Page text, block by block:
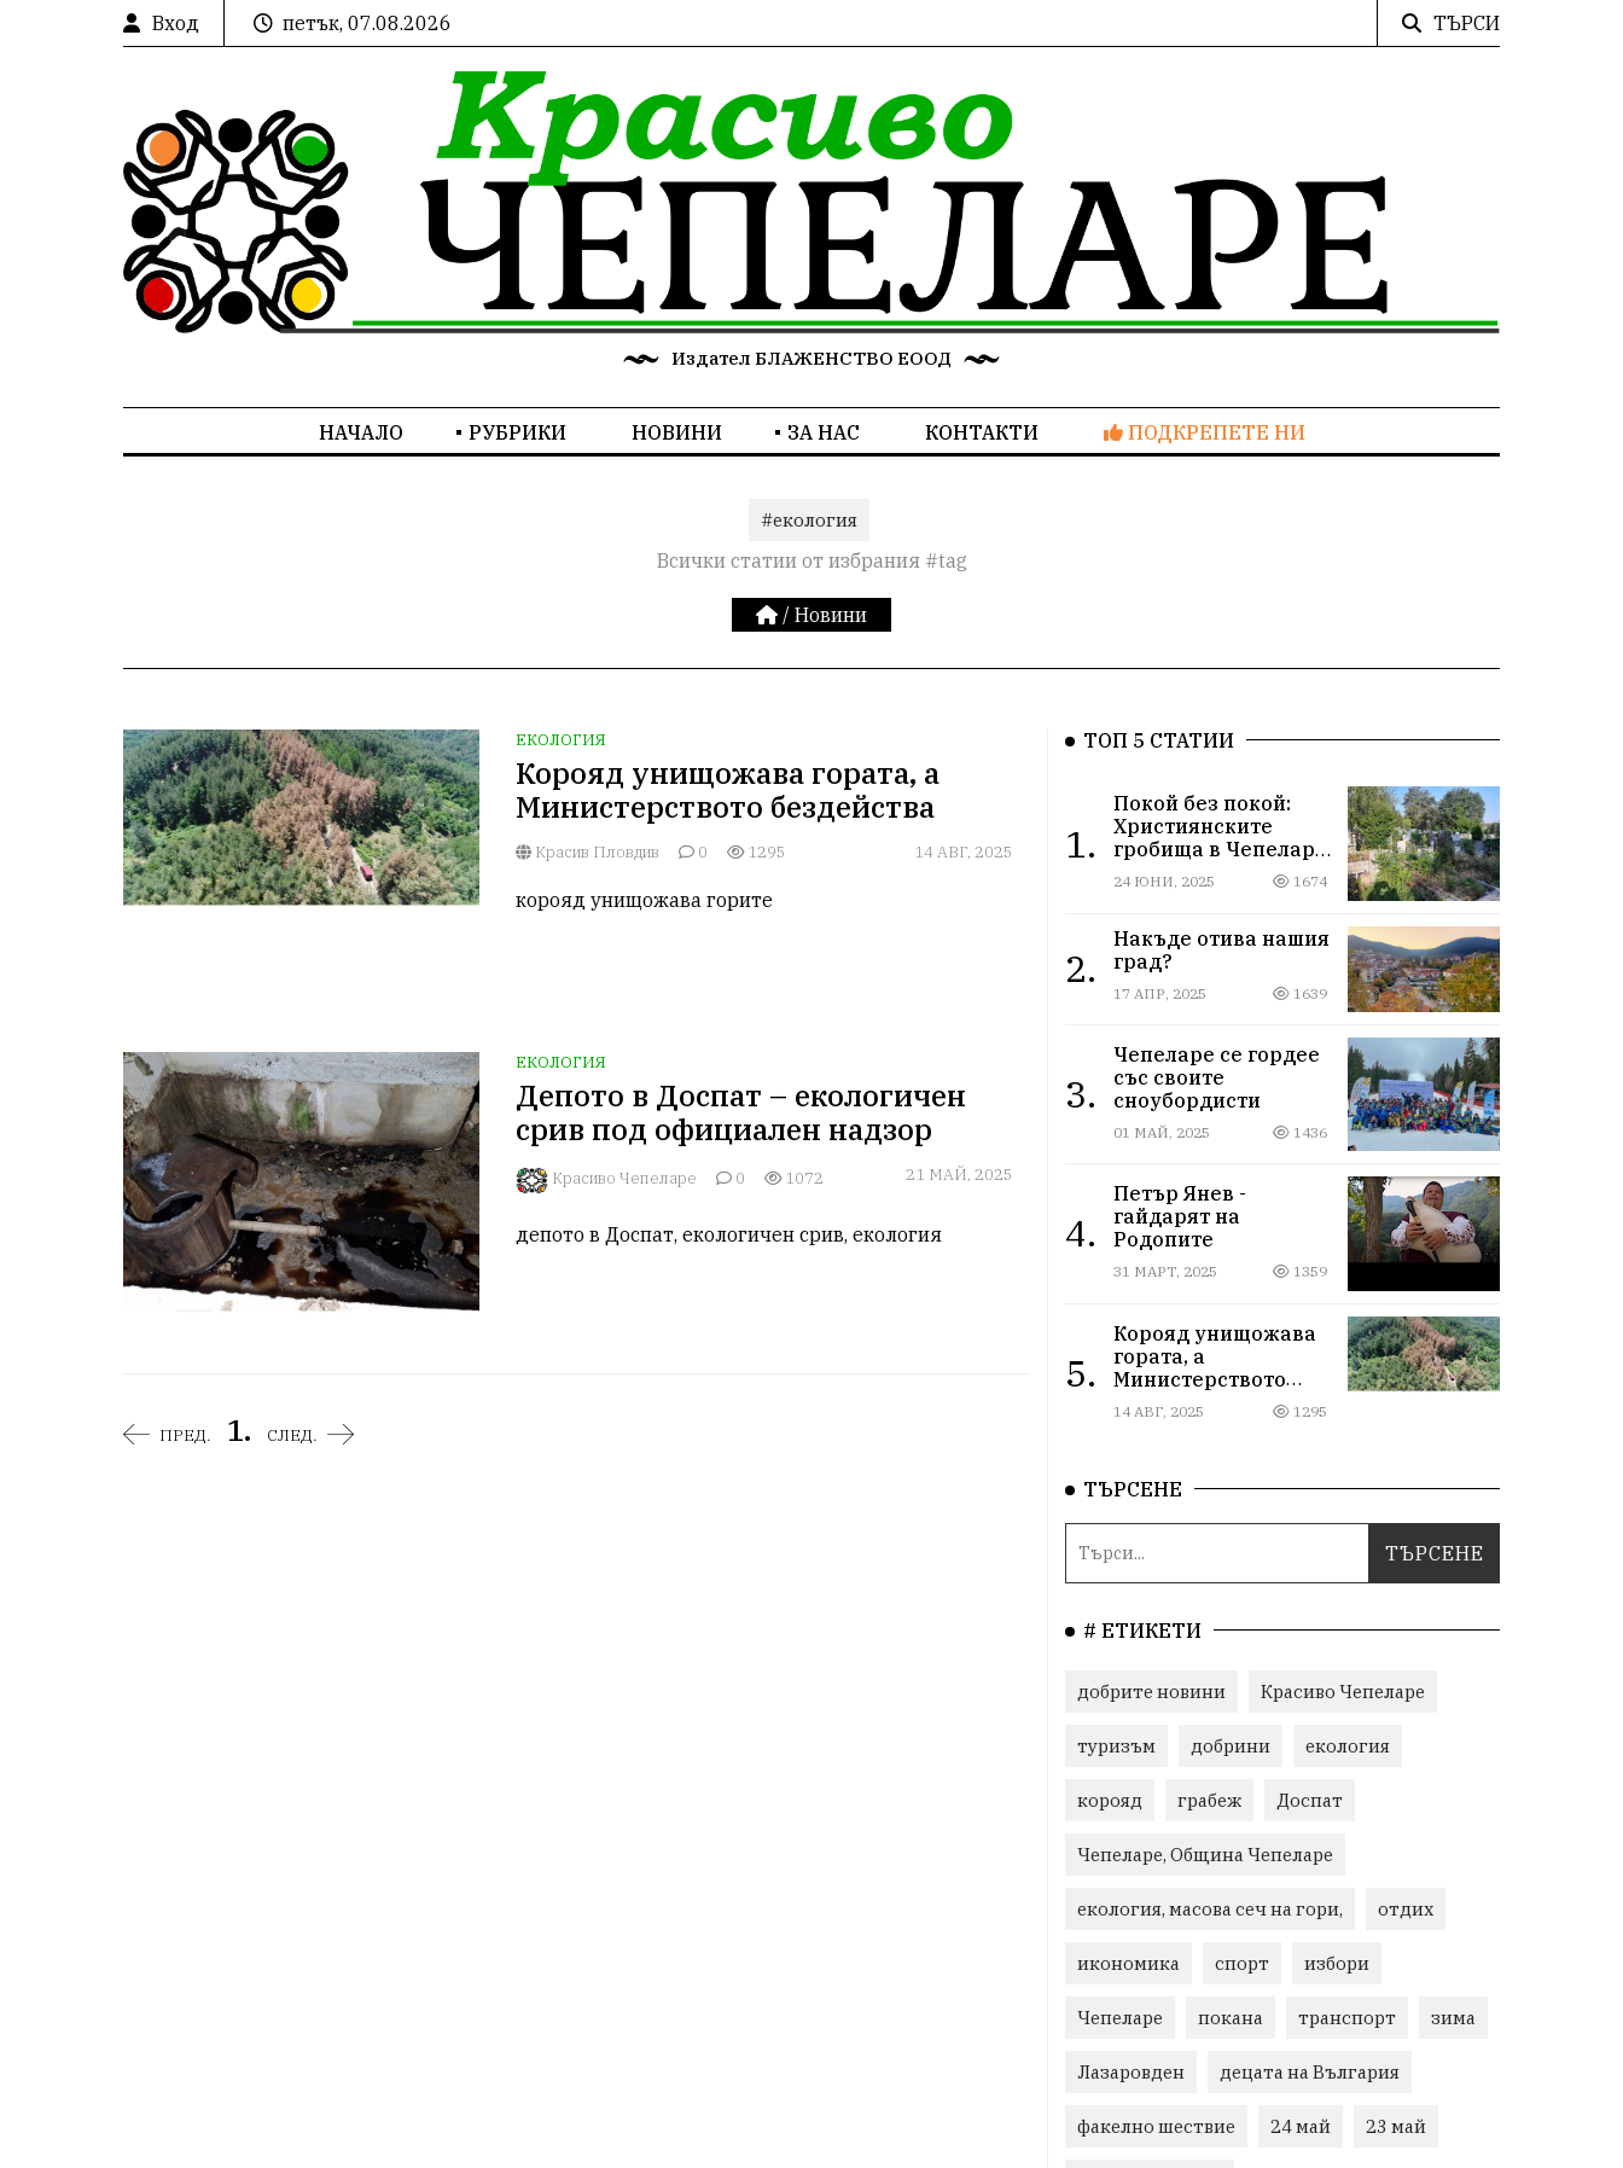
Вход петък, 07.08.2026 ТЪРСИ
Издател БЛАЖЕНСТВО ЕООД
НАЧАЛО РУБРИКИ НОВИНИ ЗА НАС КОНТАКТИ ПОДКРЕПЕТЕ НИ
#екология
Всички статии от избрания #tag
/ Новини
ЕКОЛОГИЯ
Корояд унищожава гората, а
Министерството бездейства
Красив Пловдив 0 1295 14 АВГ, 2025
корояд унищожава горите
ЕКОЛОГИЯ
Депото в Доспат – екологичен
срив под официален надзор
Красиво Чепеларе 0 1072 21 МАЙ, 2025
депото в Доспат, екологичен срив, екология
ПРЕД. 1. СЛЕД.
ТОП 5 СТАТИИ
1.
Покой без покой:
Християнските
гробища в Чепеларе
се нуждаят от грижа
24 ЮНИ, 2025 1674
2.
Накъде отива нашия
град?
17 АПР, 2025 1639
3.
Чепеларе се гордее
със своите
сноубордисти
01 МАЙ, 2025 1436
4.
Петър Янев -
гайдарят на
Родопите
31 МАРТ, 2025 1359
5.
Корояд унищожава
гората, а
Министерството
бездейства
14 АВГ, 2025 1295
ТЪРСЕНЕ
# ЕТИКЕТИ
добрите новини Красиво Чепеларе
туризъм добрини екология
корояд грабеж Доспат
Чепеларе, Община Чепеларе
екология, масова сеч на гори, отдих
икономика спорт избори
Чепеларе покана транспорт зима
Лазаровден децата на Вългария
факелно шествие 24 май 23 май